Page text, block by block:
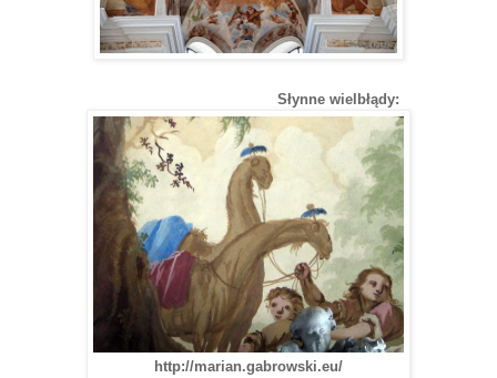
Słynne wielbłądy:
http://marian.gabrowski.eu/